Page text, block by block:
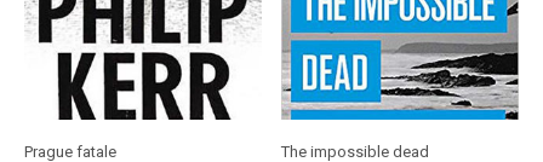
Prague fatale
The impossible dead